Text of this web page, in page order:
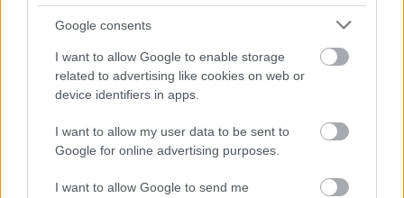
Google consents
I want to allow Google to enable storage
related to advertising like cookies on web or
device identifiers in apps.
I want to allow my user data to be sent to
Google for online advertising purposes.
I want to allow Google to send me
Δοκιμάστε μερικά από τα signature πιάτα του
μενού, όπως μπουράτα, μπέργκερ με sweet chili
και μπέικον, ραβιόλι γεμιστό με μανιτάρια, βοδινό
ταρτάρ με κριτσίνι από παντζάρια, την λαχταριστή
pinsa και ταλιάτα. Συνοδεύστε το δείπνο σας με μια